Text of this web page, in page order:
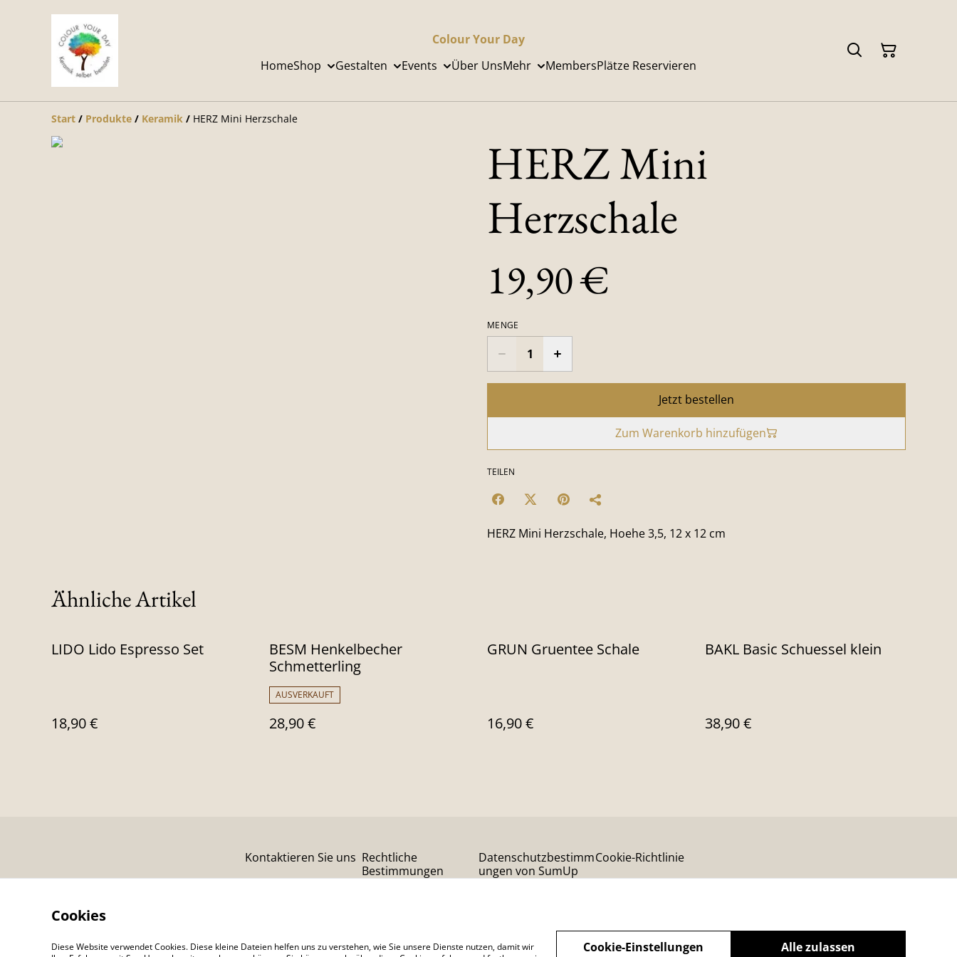
Colour Your Day
HomeShop Gestalten Events Über UnsMehr MembersPlätze Reservieren
Start / Produkte / Keramik / HERZ Mini Herzschale
HERZ Mini
Herzschale
19,90 €
MENGE
Jetzt bestellen
Zum Warenkorb hinzufügen
TEILEN
HERZ Mini Herzschale, Hoehe 3,5, 12 x 12 cm
Ähnliche Artikel
LIDO Lido Espresso Set
18,90 €
BESM Henkelbecher
Schmetterling
AUSVERKAUFT
28,90 €
GRUN Gruentee Schale
16,90 €
BAKL Basic Schuessel klein
38,90 €
Kontaktieren Sie uns Rechtliche
Bestimmungen
Datenschutzbestimm
ungen von SumUp
Cookie-Richtlinie
Cookies
Diese Website verwendet Cookies. Diese kleine Dateien helfen uns zu verstehen, wie Sie unsere Dienste nutzen, damit wir
Alle zulassen
Cookie-Einstellungen